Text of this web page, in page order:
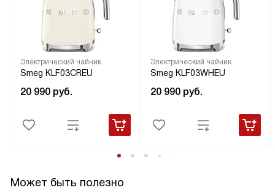
Электрический чайник
Smeg KLF03CREU
20 990 руб.
Электрический чайник
Smeg KLF03WHEU
20 990 руб.
Может быть полезно